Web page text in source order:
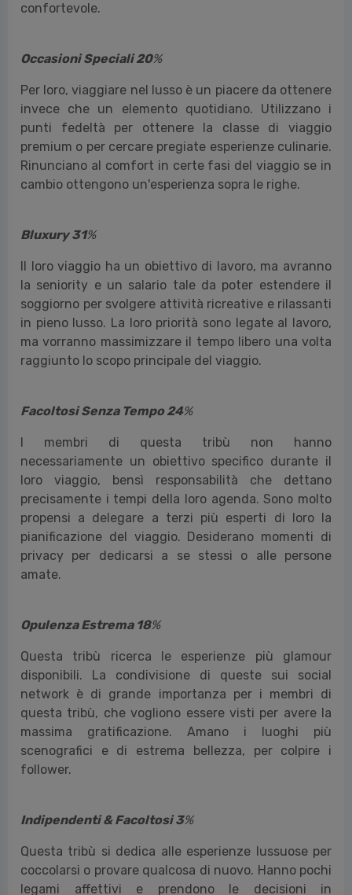
confortevole.
Occasioni Speciali 20%
Per loro, viaggiare nel lusso è un piacere da ottenere
invece che un elemento quotidiano. Utilizzano i
punti fedeltà per ottenere la classe di viaggio
premium o per cercare pregiate esperienze culinarie.
Rinunciano al comfort in certe fasi del viaggio se in
cambio ottengono un'esperienza sopra le righe.
Bluxury 31%
Il loro viaggio ha un obiettivo di lavoro, ma avranno
la seniority e un salario tale da poter estendere il
soggiorno per svolgere attività ricreative e rilassanti
in pieno lusso. La loro priorità sono legate al lavoro,
ma vorranno massimizzare il tempo libero una volta
raggiunto lo scopo principale del viaggio.
Facoltosi Senza Tempo 24%
I membri di questa tribù non hanno
necessariamente un obiettivo specifico durante il
loro viaggio, bensì responsabilità che dettano
precisamente i tempi della loro agenda. Sono molto
propensi a delegare a terzi più esperti di loro la
pianificazione del viaggio. Desiderano momenti di
privacy per dedicarsi a se stessi o alle persone
amate.
Opulenza Estrema 18%
Questa tribù ricerca le esperienze più glamour
disponibili. La condivisione di queste sui social
network è di grande importanza per i membri di
questa tribù, che vogliono essere visti per avere la
massima gratificazione. Amano i luoghi più
scenografici e di estrema bellezza, per colpire i
follower.
Indipendenti & Facoltosi 3%
Questa tribù si dedica alle esperienze lussuose per
coccolarsi o provare qualcosa di nuovo. Hanno pochi
legami affettivi e prendono le decisioni in